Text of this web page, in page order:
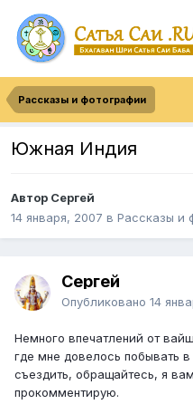
Рассказы и фотографии
Южная Индия
Автор Сергей
14 января, 2007 в Рассказы и
Сергей
Опубликовано 14
Немного впечатлений от
где мне довелось побывать в
съездить, обращайтесь, я
прокомментирую.